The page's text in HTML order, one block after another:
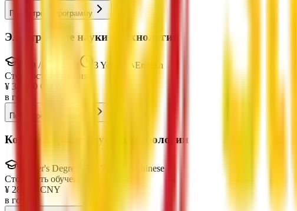
Посмотреть программу
Электронные науки и технологии
PhD / Doctorate 3 Years
English
Стоимость обучения
¥ 30,000 CNY
в год
Посмотреть программу
Компьютерные науки и технологии
Master's Degree
Chinese
Стоимость обучения
¥ 28,000
CNY
в год